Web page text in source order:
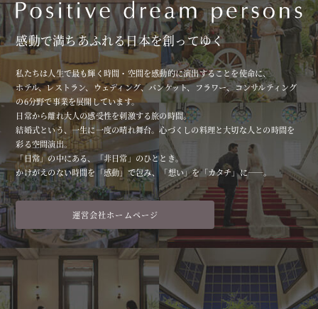
感動で満ちあふれる日本を創ってゆく
私たちは人生で最も輝く時間・空間を感動的に演出することを使命に、
ホテル、レストラン、ウェディング、バンケット、フラワー、コンサルティング
の6分野で事業を展開しています。
日常から離れ大人の感受性を刺激する旅の時間。
結婚式という、一生に一度の晴れ舞台。心づくしの料理と大切な人との時間を
彩る空間演出。
「日常」の中にある、「非日常」のひととき。
かけがえのない時間を「感動」で包み、「想い」を「カタチ」に――。
運営会社ホームページ